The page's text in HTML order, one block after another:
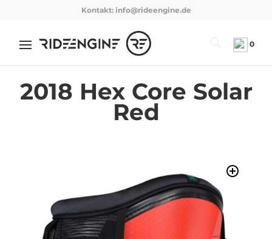
Kontakt: info@rideengine.de
0
2018 Hex Core Solar
Red